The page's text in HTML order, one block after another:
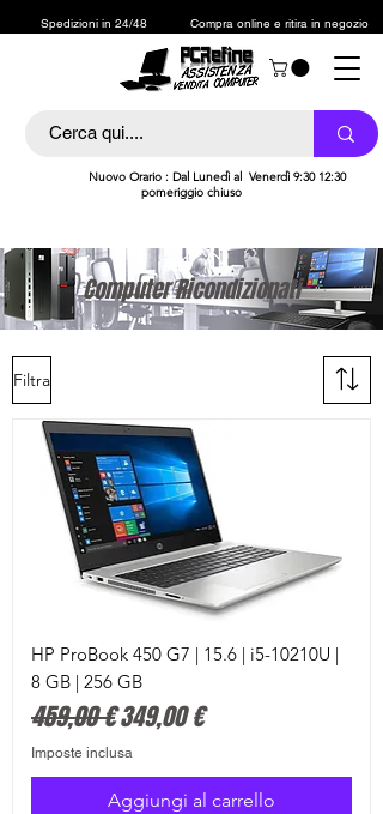
Spedizioni in 24/48
h
Compra online e ritira in negozio
Nuovo Orario : Dal Lunedì al Venerdì 9:30 12:30
pomeriggio chiuso
Computer Ricondizionati
Filtra
HP ProBook 450 G7 | 15.6 | i5-10210U |
8 GB | 256 GB
Prezzo regolare
459,00 €Prezzo scontato
349,00 €
Imposte inclusa
Aggiungi al carrello